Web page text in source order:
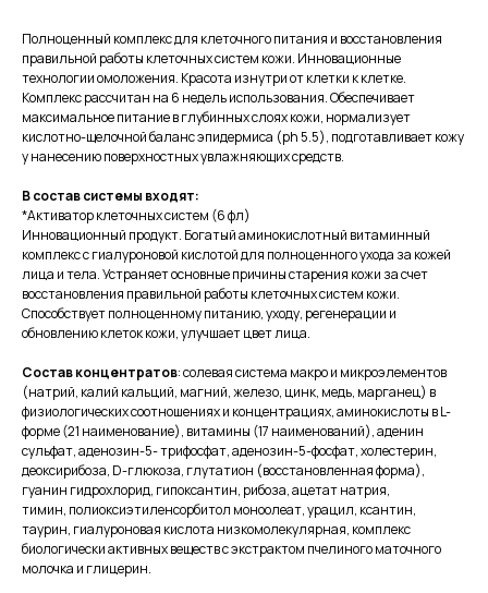
Полноценный комплекс для клеточного питания и восстановления
правильной работы клеточных систем кожи. Инновационные
технологии омоложения. Красота изнутри от клетки к клетке.
Комплекс рассчитан на 6 недель использования. Обеспечивает
максимальное питание в глубинных слоях кожи, нормализует
кислотно-щелочной баланс эпидермиса (ph 5.5), подготавливает кожу
у нанесению поверхностных увлажняющих средств.
В состав системы входят:
*Активатор клеточных систем (6 фл)
Инновационный продукт. Богатый аминокислотный витаминный
комплекс с гиалуроновой кислотой для полноценного ухода за кожей
лица и тела. Устраняет основные причины старения кожи за счет
восстановления правильной работы клеточных систем кожи.
Способствует полноценному питанию, уходу, регенерации и
обновлению клеток кожи, улучшает цвет лица.
Состав концентратов: солевая система макро и микроэлементов
(натрий, калий кальций, магний, железо, цинк, медь, марганец) в
физиологических соотношениях и концентрациях, аминокислоты в L-
форме (21 наименование), витамины (17 наименований), аденин
сульфат, аденозин-5- трифосфат, аденозин-5-фосфат, холестерин,
деоксирибоза, D-глюкоза, глутатион (восстановленная форма),
гуанин гидрохлорид, гипоксантин, рибоза, ацетат натрия,
тимин, полиоксиэтиленсорбитол моноолеат, урацил, ксантин,
таурин, гиалуроновая кислота низкомолекулярная, комплекс
биологически активных веществ с экстрактом пчелиного маточного
молочка и глицерин.